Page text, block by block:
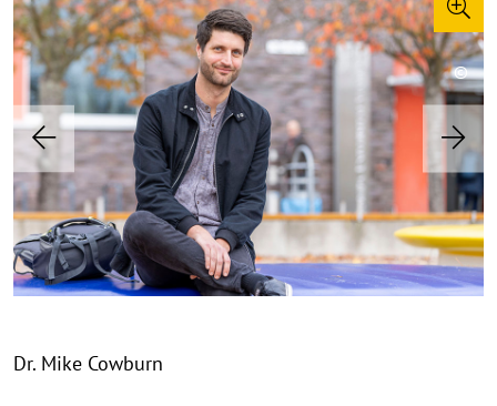
o
o
M
e
C
w
P
e
v
i
o
u
©
C
p
y
r
i
g
h
Dr. Mike Cowburn
©
C
p
y
r
i
g
h
N
e
x
t